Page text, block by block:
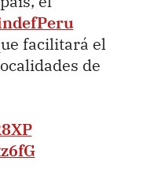
facilitará el
de